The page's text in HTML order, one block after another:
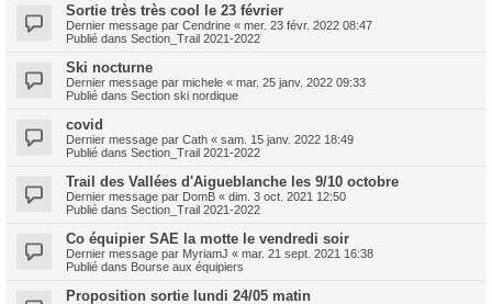
Sortie très très cool le 23 février
Dernier message par Cendrine « mer. 23 févr. 2022 08:47
Publié dans Section_Trail 2021-2022
Ski nocturne
Dernier message par michele « mar. 25 janv. 2022 09:33
Publié dans Section ski nordique
covid
Dernier message par Cath « sam. 15 janv. 2022 18:49
Publié dans Section_Trail 2021-2022
Trail des Vallées d'Aigueblanche les 9/10 octobre
Dernier message par DomB « dim. 3 oct. 2021 12:50
Publié dans Section_Trail 2021-2022
Co équipier SAE la motte le vendredi soir
Dernier message par MyriamJ « mar. 21 sept. 2021 16:38
Publié dans Bourse aux équipiers
Proposition sortie lundi 24/05 matin